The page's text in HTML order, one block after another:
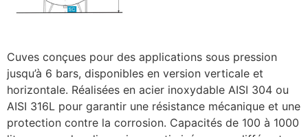
Cuves conçues pour des applications sous pression
jusqu’à 6 bars, disponibles en version verticale et
horizontale. Réalisées en acier inoxydable AISI 304 ou
AISI 316L pour garantir une résistance mécanique et une
protection contre la corrosion. Capacités de 100 à 1000